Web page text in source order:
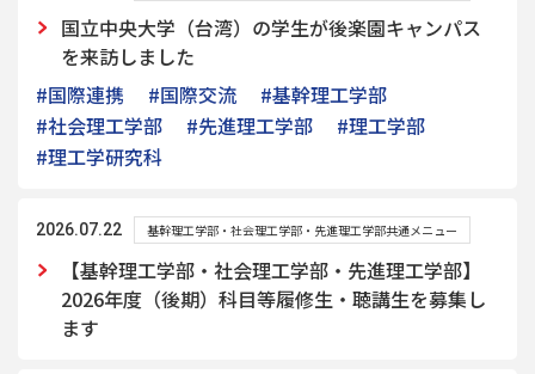
国立中央大学（台湾）の学生が後楽園キャンパス
を来訪しました
#国際連携
#国際交流
#基幹理工学部
#社会理工学部
#先進理工学部
#理工学部
#理工学研究科
2026.07.22 基幹理工学部・社会理工学部・先進理工学部共通メニュー
【基幹理工学部・社会理工学部・先進理工学部】
2026年度（後期）科目等履修生・聴講生を募集し
ます